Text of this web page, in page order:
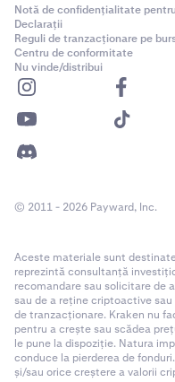
Notă de confidențialitate
Declarații
Reguli de tranzacționare pe
Centru de conformitate
Nu vinde/distribui
© 2011 - 2026 Payward, Inc.
Aceste materiale sunt
reprezintă consultanță
recomandare sau solicitare de
sau de a reține criptoactive
de tranzacționare. Kraken nu
pentru a crește sau scădea
le pune la dispoziție. Natura
conduce la pierderea de
și/sau orice creștere a valorii